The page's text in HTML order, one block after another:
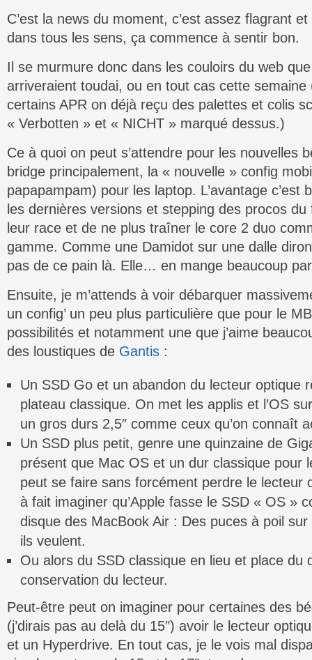
C’est la news du moment, c’est assez flagrant
dans tous les sens, ça commence à sentir bon.
Il se murmure donc dans les couloirs du web
arriveraient toudai, ou en tout cas cette
certains APR on déjà reçu des palettes et colis
« Verbotten » et « NICHT » marqué dessus.)
Ce à quoi on peut s’attendre pour les nouvelles
bridge principalement, la « nouvelle » config
papapampam) pour les laptop. L’avantage c’est
les dernières versions et stepping des procos
leur race et de ne plus traîner le core 2 duo
gamme. Comme une Damidot sur une dalle
pas de ce pain là. Elle… en mange beaucoup
Ensuite, je m’attends à voir débarquer
un config’ un peu plus particulière que pour le
possibilités et notamment une que j’aime
des loustiques de Gantis :
Un SSD Go et un abandon du lecteur optique
plateau classique. On met les applis et l’OS
un gros durs 2,5″ comme ceux qu’on connaît
Un SSD plus petit, genre une quinzaine de
présent que Mac OS et un dur classique pour
peut se faire sans forcément perdre le lecteur
à fait imaginer qu’Apple fasse le SSD « OS »
disque des MacBook Air : Des puces à poil sur
ils veulent.
Ou alors du SSD classique en lieu et place du
conservation du lecteur.
Peut-être peut on imaginer pour certaines des
(j’dirais pas au delà du 15″) avoir le lecteur
et un Hyperdrive. En tout cas, je le vois mal